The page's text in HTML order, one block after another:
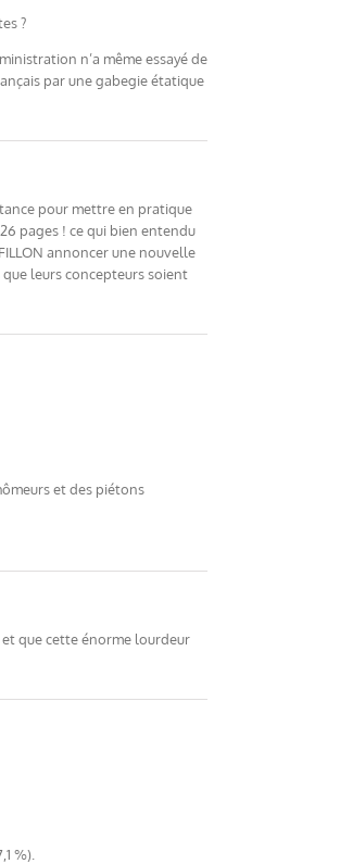
?
n’a même essayé de
par une gabegie étatique
pour mettre en pratique
pages ! ce qui bien entendu
annoncer une nouvelle
leurs concepteurs soient
et des piétons
et que cette énorme lourdeur
%).